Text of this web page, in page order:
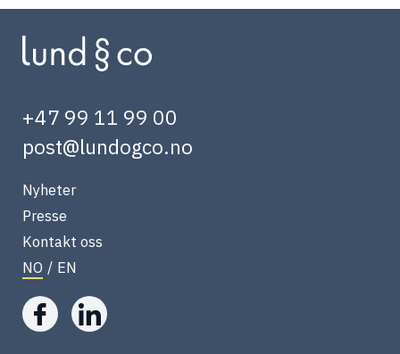
+47 99 11 99 00
post@lundogco.no
Nyheter
Presse
Kontakt oss
NO / EN